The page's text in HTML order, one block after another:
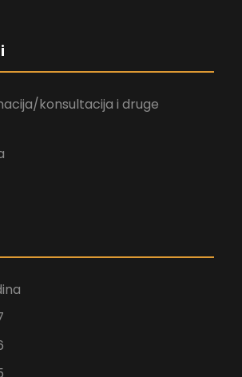
konsultacija i druge